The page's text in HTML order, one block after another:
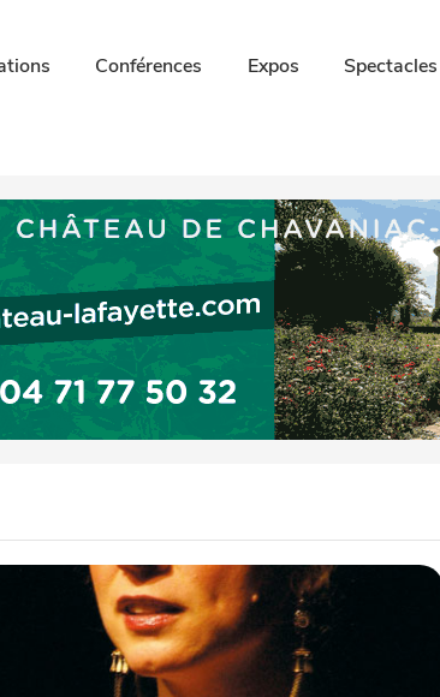
Conférences Expos Spectacles